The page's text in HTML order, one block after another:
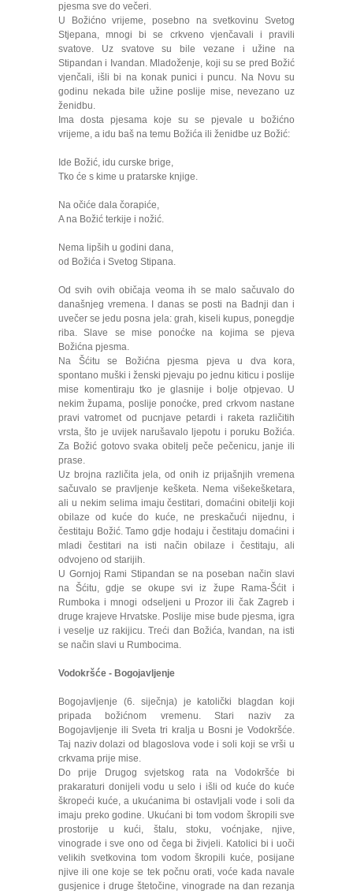
pjesma sve do večeri.
U Božićno vrijeme, posebno na svetkovinu Svetog
Stjepana, mnogi bi se crkveno vjenčavali i pravili
svatove. Uz svatove su bile vezane i užine na
Stipandan i Ivandan. Mladoženje, koji su se pred Božić
vjenčali, išli bi na konak punici i puncu. Na Novu su
godinu nekada bile užine poslije mise, nevezano uz
ženidbu.
Ima dosta pjesama koje su se pjevale u božićno
vrijeme, a idu baš na temu Božića ili ženidbe uz Božić:
Ide Božić, idu curske brige,
Tko će s kime u pratarske knjige.
Na očiće dala čorapiće,
A na Božić terkije i nožić.
Nema lipših u godini dana,
od Božića i Svetog Stipana.
Od svih ovih običaja veoma ih se malo sačuvalo do
današnjeg vremena. I danas se posti na Badnji dan i
uvečer se jedu posna jela: grah, kiseli kupus, ponegdje
riba. Slave se mise ponoćke na kojima se pjeva
Božićna pjesma.
Na Šćitu se Božićna pjesma pjeva u dva kora,
spontano muški i ženski pjevaju po jednu kiticu i poslije
mise komentiraju tko je glasnije i bolje otpjevao. U
nekim župama, poslije ponoćke, pred crkvom nastane
pravi vatromet od pucnjave petardi i raketa različitih
vrsta, što je uvijek narušavalo ljepotu i poruku Božića.
Za Božić gotovo svaka obitelj peče pečenicu, janje ili
prase.
Uz brojna različita jela, od onih iz prijašnjih vremena
sačuvalo se pravljenje kešketa. Nema višekešketara,
ali u nekim selima imaju čestitari, domaćini obitelji koji
obilaze od kuće do kuće, ne preskačući nijednu, i
čestitaju Božić. Tamo gdje hodaju i čestitaju domaćini i
mladi čestitari na isti način obilaze i čestitaju, ali
odvojeno od starijih.
U Gornjoj Rami Stipandan se na poseban način slavi
na Šćitu, gdje se okupe svi iz župe Rama-Šćit i
Rumboka i mnogi odseljeni u Prozor ili čak Zagreb i
druge krajeve Hrvatske. Poslije mise bude pjesma, igra
i veselje uz rakijicu. Treći dan Božića, Ivandan, na isti
se način slavi u Rumbocima.
Vodokršće - Bogojavljenje
Bogojavljenje (6. siječnja) je katolički blagdan koji
pripada božićnom vremenu. Stari naziv za
Bogojavljenje ili Sveta tri kralja u Bosni je Vodokršće.
Taj naziv dolazi od blagoslova vode i soli koji se vrši u
crkvama prije mise.
Do prije Drugog svjetskog rata na Vodokršće bi
prakaraturi donijeli vodu u selo i išli od kuće do kuće
škropeći kuće, a ukućanima bi ostavljali vode i soli da
imaju preko godine. Ukućani bi tom vodom škropili sve
prostorije u kući, štalu, stoku, voćnjake, njive,
vinograde i sve ono od čega bi živjeli. Katolici bi i uoči
velikih svetkovina tom vodom škropili kuće, posijane
njive ili one koje se tek počnu orati, voće kada navale
gusjenice i druge štetočine, vinograde na dan rezanja